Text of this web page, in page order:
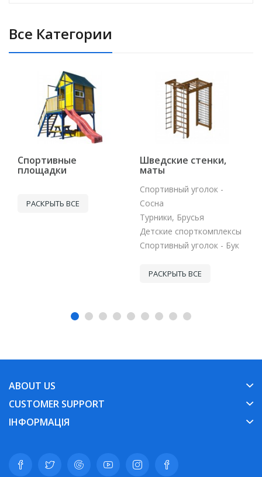
Все Категории
Спортивные
площадки
РАСКРЫТЬ ВСЕ
Шведские стенки,
маты
Спортивный уголок -
Сосна
Турники, Брусья
Детские спорткомплексы
Спортивный уголок - Бук
РАСКРЫТЬ ВСЕ
ABOUT US
CUSTOMER SUPPORT
ІНФОРМАЦІЯ